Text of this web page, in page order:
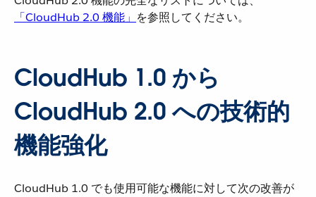
「CloudHub 2.0 機能」 ​を参照してください。
CloudHub 1.0 から
CloudHub 2.0 への技術的
機能強化
CloudHub 1.0 でも使用可能な機能に対して次の改善が